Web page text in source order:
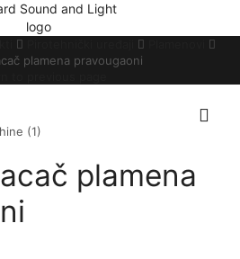
plamena pravougaoni
plamena